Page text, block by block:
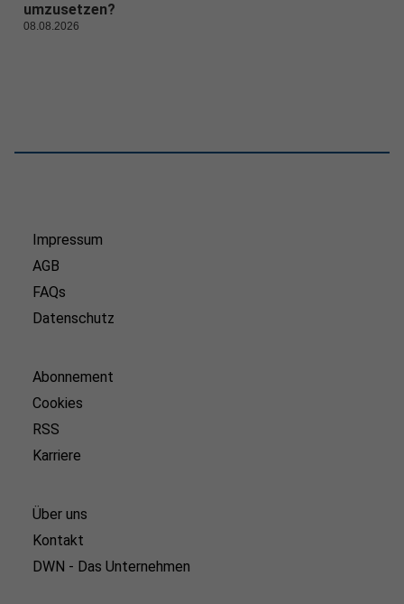
umzusetzen?
08.08.2026
Impressum
AGB
FAQs
Datenschutz
Abonnement
Cookies
RSS
Karriere
Über uns
Kontakt
DWN - Das Unternehmen